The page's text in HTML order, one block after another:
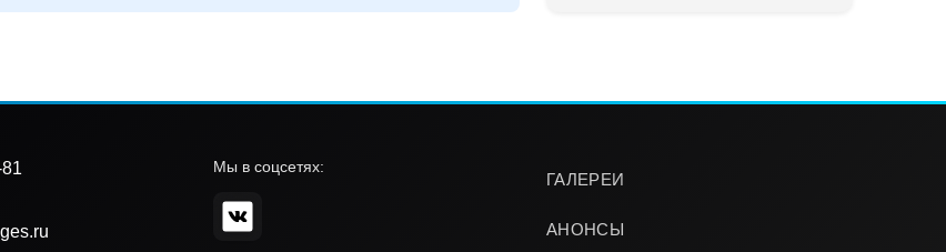
ГАЛЕРЕИ
АНОНСЫ
Мы в соцсетях: